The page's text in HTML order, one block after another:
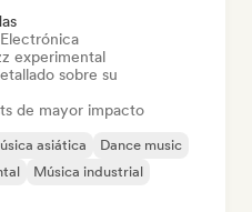
Electrónica
experimental
sobre su
de mayor impacto
asiática
Dance music
Música industrial